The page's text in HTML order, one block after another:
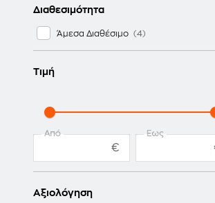
Διαθεσιμότητα
Άμεσα Διαθέσιμο
Τιμή
Από
€
Έως
Αξιολόγηση